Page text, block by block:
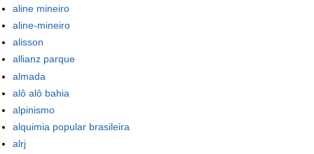
aline mineiro
aline-mineiro
alisson
allianz parque
almada
alô alô bahia
alpinismo
alquimia popular brasileira
alrj